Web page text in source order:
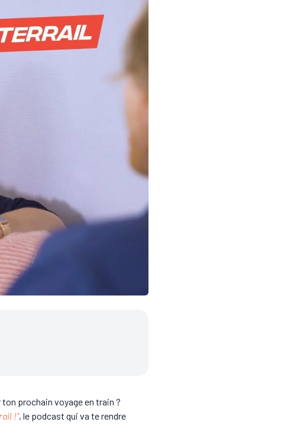
prochain voyage en train ?
!”, le podcast qui va te rendre